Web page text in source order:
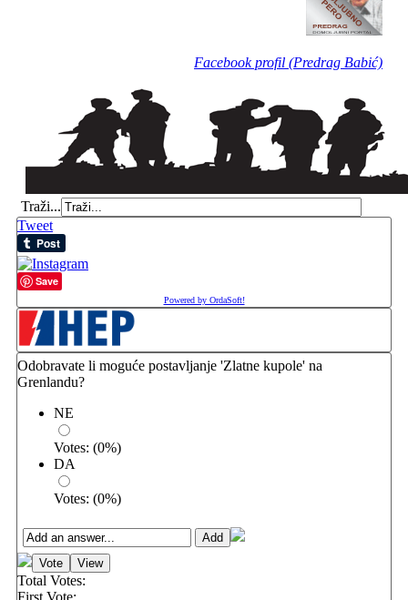
Facebook profil (Predrag Babić)
Traži...
Tweet
Save
Powered by OrdaSoft!
Odobravate li moguće postavljanje 'Zlatne kupole' na
Grenlandu?
NE
Votes: (0%)
DA
Votes: (0%)
Total Votes:
First Vote: